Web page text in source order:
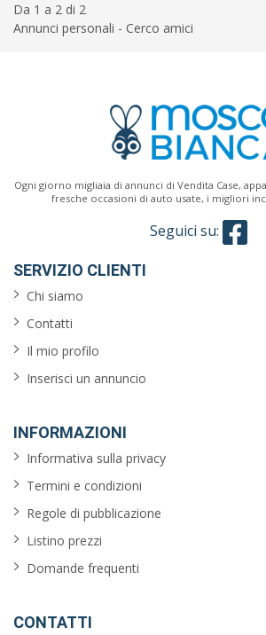
Da 1 a 2 di 2
Annunci personali - Cerco amici
Ogni giorno migliaia di annunci di Vendita Case,
fresche occasioni di auto usate, i migliori
Seguici su:
SERVIZIO CLIENTI
Chi siamo
Contatti
Il mio profilo
Inserisci un annuncio
INFORMAZIONI
Informativa sulla privacy
Termini e condizioni
Regole di pubblicazione
Listino prezzi
Domande frequenti
CONTATTI